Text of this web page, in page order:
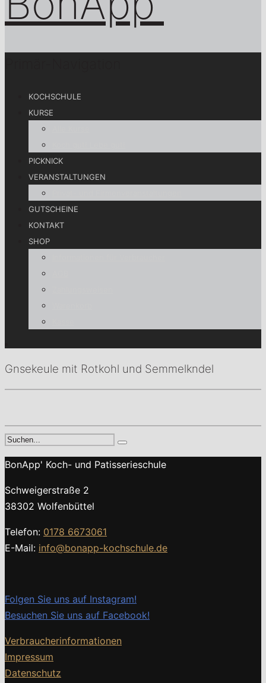
KOCHSCHULE
KURSE
PICKNICK
VERANSTALTUNGEN
GUTSCHEINE
KONTAKT
SHOP
Gnsekeule mit Rotkohl und Semmelkndel
BonApp' Koch- und Patisserieschule
Schweigerstraße 2
38302 Wolfenbüttel
Telefon: 0178 6673061
E-Mail: info@bonapp-kochschule.de
Folgen Sie uns auf Instagram!
Besuchen Sie uns auf Facebook!
Verbraucherinformationen
Impressum
Datenschutz